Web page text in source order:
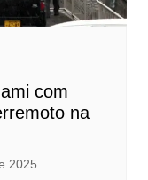
com
na
2025